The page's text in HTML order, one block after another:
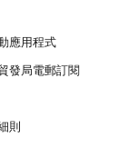
應用程式
發局電郵訂閱
則